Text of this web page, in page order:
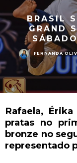
BRASIL
GRAND
FERNANDA
Rafaela,
pratas no
bronze no
representado